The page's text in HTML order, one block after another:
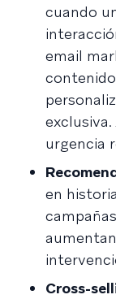
cuando
email
urgencia
en
Cross-